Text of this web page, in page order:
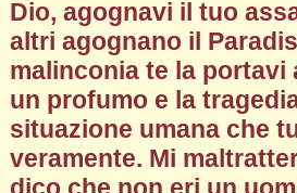
Dio, agognavi il tuo
altri agognano il
malinconia te la portavi
un profumo e la
situazione umana che
veramente. Mi